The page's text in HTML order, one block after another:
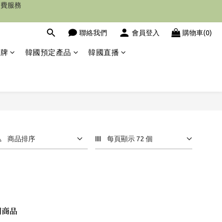
聯絡我們 會員登入 購物車(0)
韓國預定產品 韓國直播
商品排序 每頁顯示 72 個
品